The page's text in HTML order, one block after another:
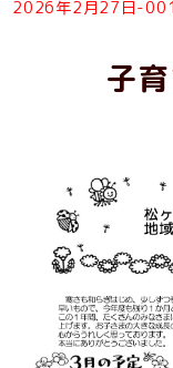
2026年2月27日-
子